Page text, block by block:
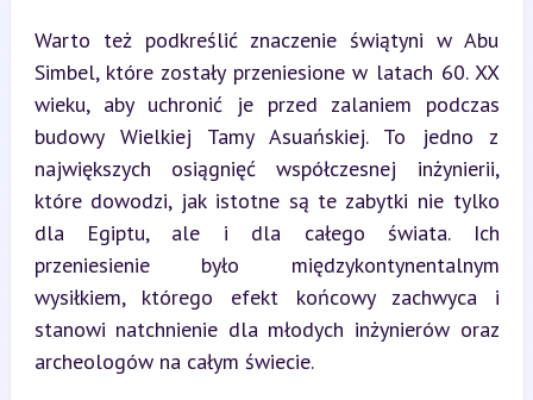
Warto też podkreślić znaczenie świątyni w Abu
Simbel, które zostały przeniesione w latach 60. XX
wieku, aby uchronić je przed zalaniem podczas
budowy Wielkiej Tamy Asuańskiej. To jedno z
największych osiągnięć współczesnej inżynierii,
które dowodzi, jak istotne są te zabytki nie tylko
dla Egiptu, ale i dla całego świata. Ich
przeniesienie było międzykontynentalnym
wysiłkiem, którego efekt końcowy zachwyca i
stanowi natchnienie dla młodych inżynierów oraz
archeologów na całym świecie.